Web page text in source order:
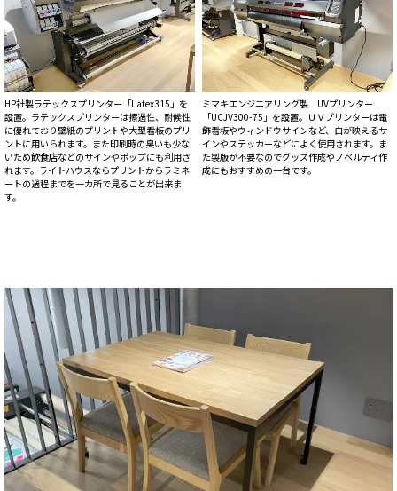
HP社製ラテックスプリンター「Latex315」を
設置。ラテックスプリンターは擦過性、耐候性
に優れており壁紙のプリントや大型看板のプリ
ントに用いられます。また印刷時の臭いも少な
いため飲食店などのサインやポップにも利用さ
れます。ライトハウスならプリントからラミネ
ートの過程までを一カ所で見ることが出来ま
す。
ミマキエンジニアリング製 UVプリンター
「UCJV300-75」を設置。ＵＶプリンターは電
飾看板やウィンドウサインなど、白が映えるサ
インやステッカーなどによく使用されます。ま
た製版が不要なのでグッズ作成やノベルティ作
成にもおすすめの一台です。